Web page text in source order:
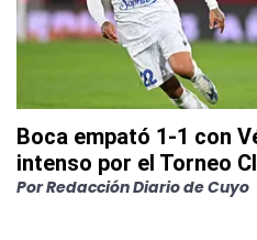
Boca empató 1-1 con
intenso por el Torneo
PorRedacción Diario de Cuyo